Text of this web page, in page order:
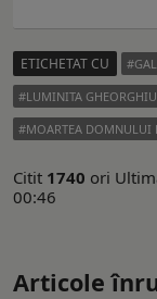
ETICHETAT CU
LUMINITA GHEORGHIU
MOARTEA DOMNULUI
Citit 1740 ori
00:46
Articole